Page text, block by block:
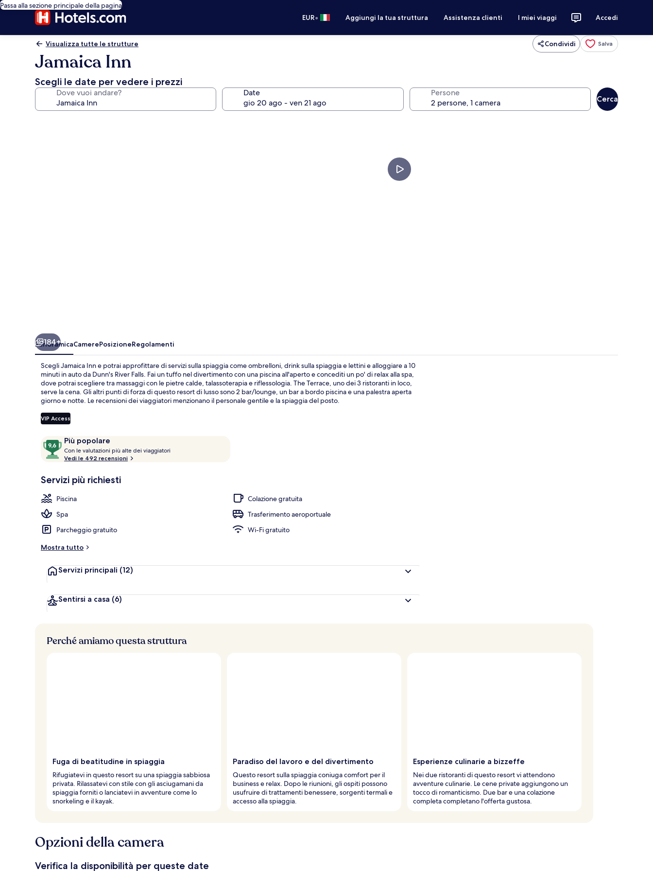
Passa alla sezione principale della pagina
EUR• Aggiungi la tua struttura Assistenza clienti I miei viaggi Accedi
Visualizza tutte le strutture Condividi Salva
Jamaica Inn
Scegli le date per vedere i prezzi
Dove vuoi andare? Date Persone
Cerca
Cottage (Three) | Servizio della struttura
184+
PanoramicaCamerePosizioneRegolamenti
Scegli Jamaica Inn e potrai approfittare di servizi sulla spiaggia come ombrelloni, drink sulla spiaggia e lettini e alloggiare a 10
minuti in auto da Dunn's River Falls. Fai un tuffo nel divertimento con una piscina all'aperto e concediti un po' di relax alla spa,
dove potrai scegliere tra massaggi con le pietre calde, talassoterapia e riflessologia. The Terrace, uno dei 3 ristoranti in loco,
serve la cena. Gli altri punti di forza di questo resort di lusso sono 2 bar/lounge, un bar a bordo piscina e una palestra aperta
giorno e notte. Le recensioni dei viaggiatori menzionano il personale gentile e la spiaggia del posto.
VIP Access
RecensioniPiù popolare
9,6
su
10,
popolare
Con le valutazioni più alte dei viaggiatori
z
i
a
t
Vedi le 492 recensioni
Servizi più richiesti
Piscina
Colazione gratuita
Spa
Trasferimento aeroportuale
Parcheggio gratuito
Wi-Fi gratuito
Mostra tutto
Servizi principali (12)
Sentirsi a casa (6)
Perché amiamo questa struttura
Fuga di beatitudine in spiaggia
Rifugiatevi in questo resort su una spiaggia sabbiosa
privata. Rilassatevi con stile con gli asciugamani da
spiaggia forniti o lanciatevi in avventure come lo
snorkeling e il kayak.
Paradiso del lavoro e del divertimento
Questo resort sulla spiaggia coniuga comfort per il
business e relax. Dopo le riunioni, gli ospiti possono
usufruire di trattamenti benessere, sorgenti termali e
accesso alla spiaggia.
Esperienze culinarie a bizzeffe
Nei due ristoranti di questo resort vi attendono
avventure culinarie. Le cene private aggiungono un
tocco di romanticismo. Due bar e una colazione
completa completano l'offerta gustosa.
Opzioni della camera
Verifica la disponibilità per queste date